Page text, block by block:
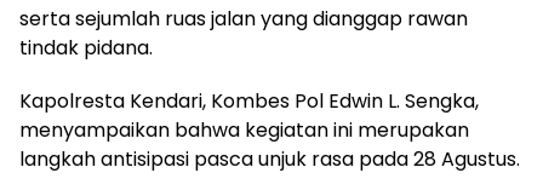
serta sejumlah ruas jalan yang dianggap rawan
tindak pidana.
Kapolresta Kendari, Kombes Pol Edwin L. Sengka,
menyampaikan bahwa kegiatan ini merupakan
langkah antisipasi pasca unjuk rasa pada 28 Agustus.